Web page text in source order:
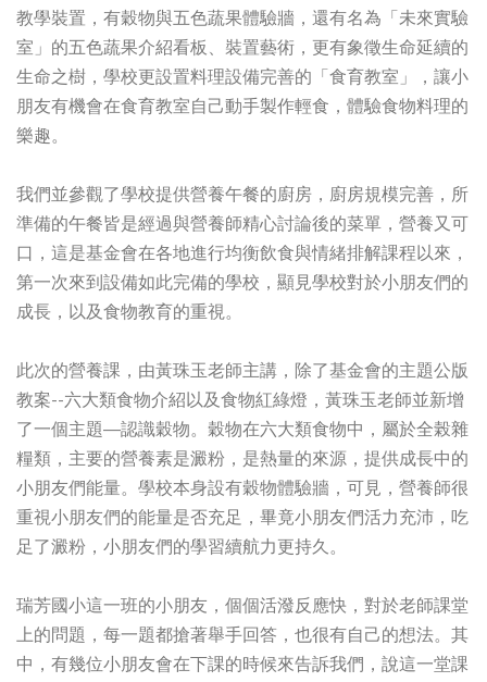
教學裝置，有穀物與五色蔬果體驗牆，還有名為「未來實驗
室」的五色蔬果介紹看板、裝置藝術，更有象徵生命延續的
生命之樹，學校更設置料理設備完善的「食育教室」，讓小
朋友有機會在食育教室自己動手製作輕食，體驗食物料理的
樂趣。
我們並參觀了學校提供營養午餐的廚房，廚房規模完善，所
準備的午餐皆是經過與營養師精心討論後的菜單，營養又可
口，這是基金會在各地進行均衡飲食與情緒排解課程以來，
第一次來到設備如此完備的學校，顯見學校對於小朋友們的
成長，以及食物教育的重視。
此次的營養課，由黃珠玉老師主講，除了基金會的主題公版
教案--六大類食物介紹以及食物紅綠燈，黃珠玉老師並新增
了一個主題—認識穀物。穀物在六大類食物中，屬於全榖雜
糧類，主要的營養素是澱粉，是熱量的來源，提供成長中的
小朋友們能量。學校本身設有穀物體驗牆，可見，營養師很
重視小朋友們的能量是否充足，畢竟小朋友們活力充沛，吃
足了澱粉，小朋友們的學習續航力更持久。
瑞芳國小這一班的小朋友，個個活潑反應快，對於老師課堂
上的問題，每一題都搶著舉手回答，也很有自己的想法。其
中，有幾位小朋友會在下課的時候來告訴我們，說這一堂課